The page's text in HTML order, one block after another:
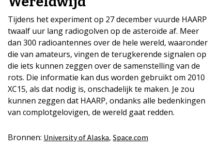
Tijdens het experiment op 27 december vuurde HAARP
twaalf uur lang radiogolven op de asteroïde af. Meer
dan 300 radioantennes over de hele wereld, waaronder
die van amateurs, vingen de terugkerende signalen op
die iets kunnen zeggen over de samenstelling van de
rots. Die informatie kan dus worden gebruikt om 2010
XC15, als dat nodig is, onschadelijk te maken. Je zou
kunnen zeggen dat HAARP, ondanks alle bedenkingen
van complotgelovigen, de wereld gaat redden.
Bronnen: University of Alaska, Space.com